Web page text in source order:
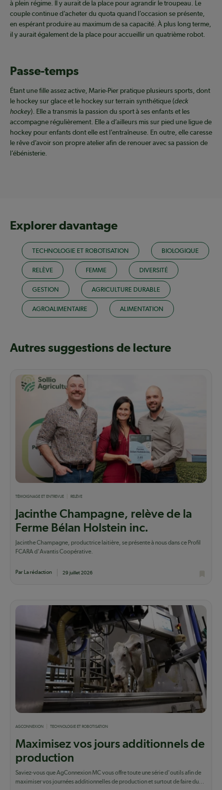
à plein régime. Il y aurait de la place pour agrandir le troupeau. Le
couple continue d’acheter du quota quand l’occasion se présente,
en espérant produire au maximum de sa capacité. À plus long terme,
il y aurait également de la place pour accueillir un quatrième robot.
Passe-temps
Étant une fille assez active, Marie-Pier pratique plusieurs sports, dont
le hockey sur glace et le hockey sur terrain synthétique (deck
hockey). Elle a transmis la passion du sport à ses enfants et les
accompagne régulièrement. Elle a d’ailleurs mis sur pied une ligue de
hockey pour enfants dont elle est l’entraîneuse. En outre, elle caresse
le rêve d’avoir son propre atelier afin de renouer avec sa passion de
l’ébénisterie.
Explorer davantage
TECHNOLOGIE ET ROBOTISATION BIOLOGIQUE
RELÈVE FEMME DIVERSITÉ
GESTION AGRICULTURE DURABLE
AGROALIMENTAIRE ALIMENTATION
Autres suggestions de lecture
TÉMOIGNAGE ET ENTREVUE RELÈVE
Jacinthe Champagne, relève de la
Ferme Bélan Holstein inc.
Jacinthe Champagne, productrice laitière, se présente à nous dans ce Profil
FCARA d'Avantis Coopérative.
Par La rédaction 29 juillet 2026
AGCONNEXION TECHNOLOGIE ET ROBOTISATION
Maximisez vos jours additionnels de
production
Saviez-vous que AgConnexion MC vous offre toute une série d'outils afin de
maximiser vos journées additionnelles de production et surtout de faire du